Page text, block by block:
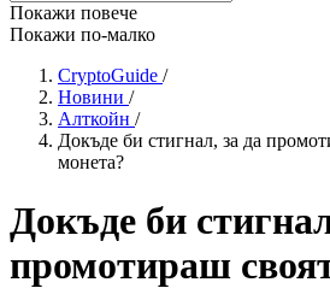
Покажи повече
Покажи по-малко
CryptoGuide /
Новини /
Алткойн /
Докъде би стигнал, за да
монета?
Докъде би
промотираш